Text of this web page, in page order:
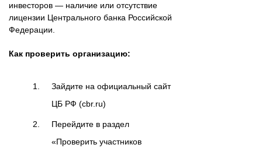
инвесторов — наличие или отсутствие
лицензии Центрального банка Российской
Федерации.
Как проверить организацию:
Зайдите на официальный сайт
ЦБ РФ (cbr.ru)
Перейдите в раздел
«Проверить участников